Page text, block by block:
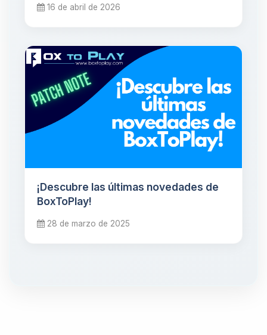
16 de abril de 2026
¡Descubre las últimas novedades de
BoxToPlay!
28 de marzo de 2025